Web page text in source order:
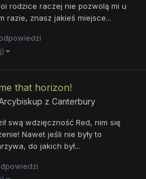
rodzice raczej nie pozwolą mi u
razie, znasz jakieś miejsce...
that horizon!
z Canterbury
swą wdzięczność Red, nim się
Nawet jeśli nie były to
do jakich był...